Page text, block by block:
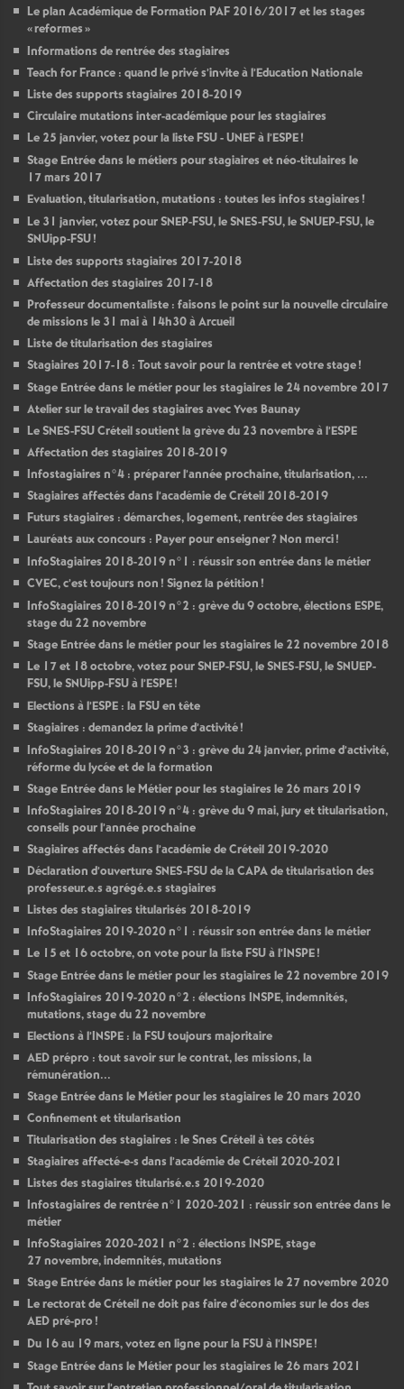
Le plan Académique de Formation PAF 2016/2017 et les stages
«reformes»
Informations de rentrée des stagiaires
Teach for France : quand le privé s’invite à l’Education Nationale
Liste des supports stagiaires 2018-2019
Circulaire mutations inter-académique pour les stagiaires
Le 25 janvier, votez pour la listeFSU-UNEFà l’ESPE!
Stage Entrée dans le métiers pour stagiaires et néo-titulaires le
17 mars 2017
Evaluation, titularisation, mutations : toutes les infos stagiaires !
Le 31 janvier, votez pourSNEP-FSU, leSNES-FSU, leSNUEP-FSU, le
SNUipp-FSU!
Liste des supports stagiaires 2017-2018
Affectation des stagiaires 2017-18
Professeur documentaliste : faisons le point sur la nouvelle circulaire
de missions le 31 mai à 14h30 à Arcueil
Liste de titularisation des stagiaires
Stagiaires 2017-18 : Tout savoir pour la rentrée et votre stage!
Stage Entrée dans le métier pour les stagiaires le 24 novembre 2017
Atelier sur le travail des stagiaires avec Yves Baunay
LeSNES-FSUCréteil soutient la grève du 23 novembre à l’ESPE
Affectation des stagiaires 2018-2019
Infostagiaires n°4 : préparer l’année prochaine, titularisation, ...
Stagiaires affectés dans l’académie de Créteil 2018-2019
Futurs stagiaires : démarches, logement, rentrée des stagiaires
Lauréats aux concours : Payer pour enseigner? Non merci!
InfoStagiaires 2018-2019 n°1 : réussir son entrée dans le métier
CVEC, c’est toujours non ! Signez la pétition !
InfoStagiaires 2018-2019 n°2 : grève du 9 octobre, élections ESPE,
stage du 22 novembre
Stage Entrée dans le métier pour les stagiaires le 22 novembre 2018
Le 17 et 18 octobre, votez pourSNEP-FSU, leSNES-FSU, leSNUEP-
FSU, le SNUipp-FSUà l’ESPE!
Elections à l’ESPE : laFSUen tête
Stagiaires : demandez la prime d’activité!
InfoStagiaires 2018-2019 n°3 : grève du 24 janvier, prime d’activité,
réforme du lycée et de la formation
Stage Entrée dans le Métier pour les stagiaires le 26 mars 2019
InfoStagiaires 2018-2019 n°4 : grève du 9 mai, jury et titularisation,
conseils pour l’année prochaine
Stagiaires affectés dans l’académie de Créteil 2019-2020
Déclaration d’ouvertureSNES-FSUde laCAPAde titularisation des
professeur.e.s agrégé.e.s stagiaires
Listes des stagiaires titularisés 2018-2019
InfoStagiaires 2019-2020 n°1 : réussir son entrée dans le métier
Le 15 et 16 octobre, on vote pour la listeFSUà l’INSPE!
Stage Entrée dans le métier pour les stagiaires le 22 novembre 2019
InfoStagiaires 2019-2020 n°2 : élections INSPE, indemnités,
mutations, stage du 22 novembre
Elections à l’INSPE : laFSUtoujours majoritaire
AEDprépro : tout savoir sur le contrat, les missions, la
rémunération...
Stage Entrée dans le Métier pour les stagiaires le 20 mars 2020
Confinement et titularisation
Titularisation des stagiaires : le Snes Créteil à tes côtés
Stagiaires affecté-e-s dans l’académie de Créteil 2020-2021
Listes des stagiaires titularisé.e.s 2019-2020
Infostagiaires de rentrée n°1 2020-2021 : réussir son entrée dans le
métier
InfoStagiaires 2020-2021 n°2 : élections INSPE, stage
27 novembre, indemnités, mutations
Stage Entrée dans le métier pour les stagiaires le 27 novembre 2020
Le rectorat de Créteil ne doit pas faire d’économies sur le dos des
AEDpré-pro !
Du 16 au 19 mars, votez en ligne pour laFSUà l’INSPE!
Stage Entrée dans le Métier pour les stagiaires le 26 mars 2021